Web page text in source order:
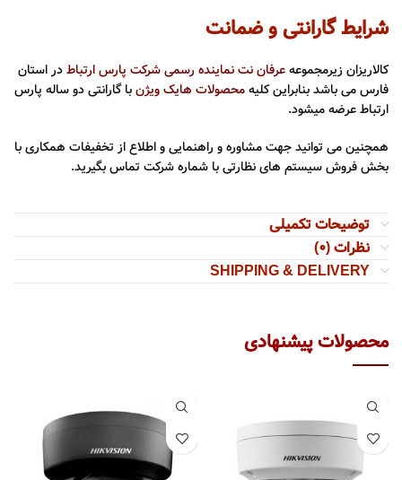
شرایط گارانتی و ضمانت
کالاریزان زیرمجموعهعرفان نت نماینده رسمی شرکت پارس ارتباطدر استان
فارس می باشد بنابراین کلیهمحصولات هایک ویژنبا گارانتی دو ساله پارس
ارتباط عرضه میشود.
همچنین می توانید جهت مشاوره و راهنمایی و اطلاع از تخفیفات همکاری با
بخش فروش سیستم های نظارتی با شماره شرکت تماس بگیرید.
توضیحات تکمیلی
نظرات (0)
SHIPPING & DELIVERY